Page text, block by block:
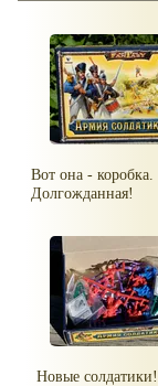
Вот она - коробка.
Долгожданная!
Новые